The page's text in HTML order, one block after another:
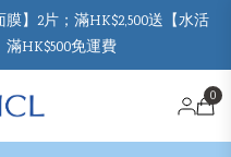
】2片；滿HK$2,500送【水活
HK$500免運費
0